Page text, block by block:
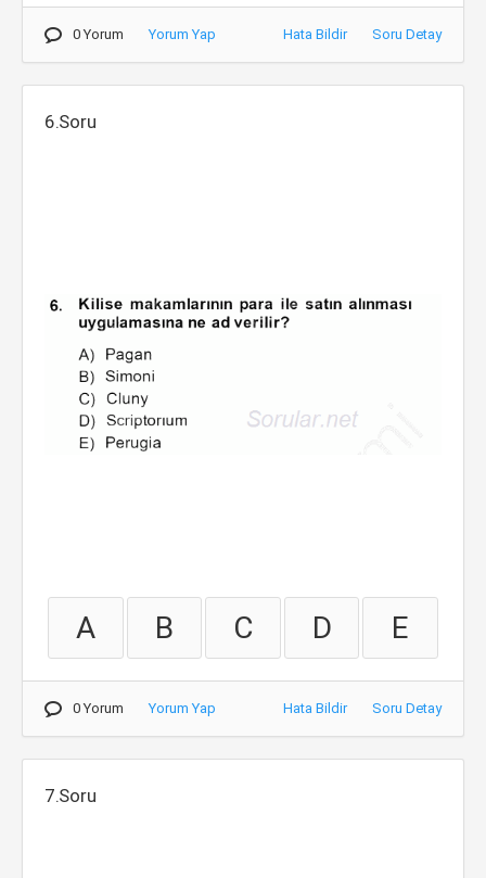
0 Yorum Yorum Yap Hata Bildir Soru Detay
6.Soru
A B C D E
0 Yorum Yorum Yap Hata Bildir Soru Detay
7.Soru